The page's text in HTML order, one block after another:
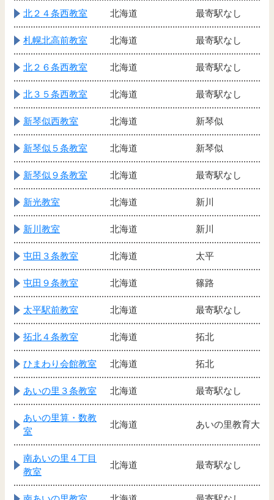
北２４条西教室 北海道 最寄駅なし
札幌北高前教室 北海道 最寄駅なし
北２６条西教室 北海道 最寄駅なし
北３５条西教室 北海道 最寄駅なし
新琴似西教室 北海道 新琴似
新琴似５条教室 北海道 新琴似
新琴似９条教室 北海道 最寄駅なし
新光教室 北海道 新川
新川教室 北海道 新川
屯田３条教室 北海道 太平
屯田９条教室 北海道 篠路
太平駅前教室 北海道 最寄駅なし
拓北４条教室 北海道 拓北
ひまわり会館教室 北海道 拓北
あいの里３条教室 北海道 最寄駅なし
あいの里算・数教
室
北海道 あいの里教育大
南あいの里４丁目
教室
北海道 最寄駅なし